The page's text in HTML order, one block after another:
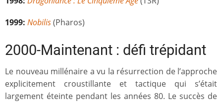
1999: Nobilis(Pharos)
2000-Maintenant : défi trépidant
Le nouveau millénaire a vu la résurrection de l’approche
explicitement croustillante et tactique qui s’était
largement éteinte pendant les années 80. Le succès de